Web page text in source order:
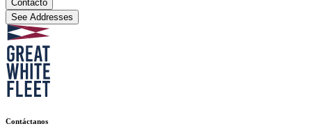
Contacto
See Addresses
Contáctanos